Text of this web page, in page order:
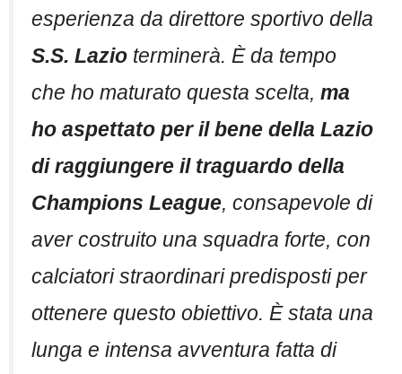
esperienza da direttore sportivo della
S.S. Lazio terminerà. È da tempo
che ho maturato questa scelta, ma
ho aspettato per il bene della Lazio
di raggiungere il traguardo della
Champions League, consapevole di
aver costruito una squadra forte, con
calciatori straordinari predisposti per
ottenere questo obiettivo. È stata una
lunga e intensa avventura fatta di